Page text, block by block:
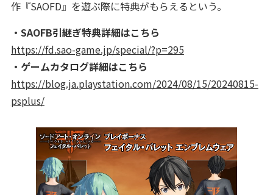
作『SAOFD』を遊ぶ際に特典がもらえるという。
・SAOFB引継ぎ特典詳細はこちら
https://fd.sao-game.jp/special/?p=295
・ゲームカタログ詳細はこちら
https://blog.ja.playstation.com/2024/08/15/20240815-
psplus/